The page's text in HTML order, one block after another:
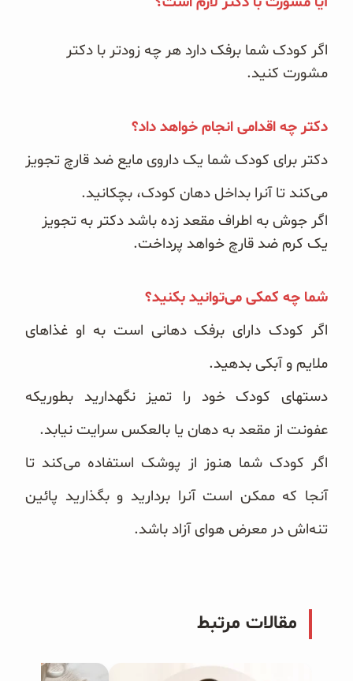
اگر کودک شما برفک دارد هر چه زودتر با دکتر
مشورت کنید.
دکتر چه اقدامی انجام خواهد داد؟
دکتر برای کودک شما یک داروی مایع ضد قارچ تجویز
می‌کند تا آنرا بداخل دهان کودک، بچکانید.
اگر جوش به اطراف مقعد زده باشد دکتر به تجویز
یک کرم ضد قارچ خواهد پرداخت.
شما چه کمکی می‌توانید بکنید؟
اگر کودک دارای برفک دهانی است به او غذاهای
ملایم و آبکی بدهید.
دستهای کودک خود را تمیز نگهدارید بطوریکه
عفونت از مقعد به دهان یا بالعکس سرایت نیابد.
اگر کودک شما هنوز از پوشک استفاده می‌کند تا
آنجا که ممکن است آنرا بردارید و بگذارید پائین
تنه‌اش در معرض هوای آزاد باشد.
مقالات مرتبط